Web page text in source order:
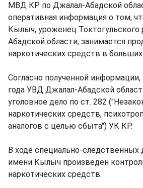
МВД КР по Джалал-Абадской
оперативная информация о том,
Кылыч, уроженец Токтогульского
Абадской области, занимается
наркотических средств в
Согласно полученной информации,
года УВД Джалал-Абадской
уголовное дело по ст. 282
наркотических средств,
аналогов с целью сбыта") УК КР.
В ходе специально-следственных
имени Кылыч произведен
наркотических средств.